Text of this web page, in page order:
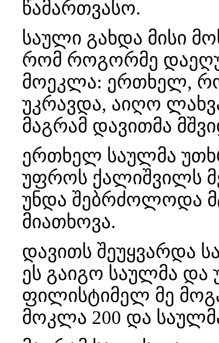
წამართვასო.
საული გახდა მისი
რომ როგორმე
მოეკლა: ერთხელ,
უკრავდა, აიღო
მაგრამ დავითმა
ერთხელ საულმა
უფროს ქალიშვილს
უნდა შებრძოლოდა
მიათხოვა.
დავითს შეუყვარდა
ეს გაიგო საულმა და
ფილისტიმელ მე
მოკლა 200 და